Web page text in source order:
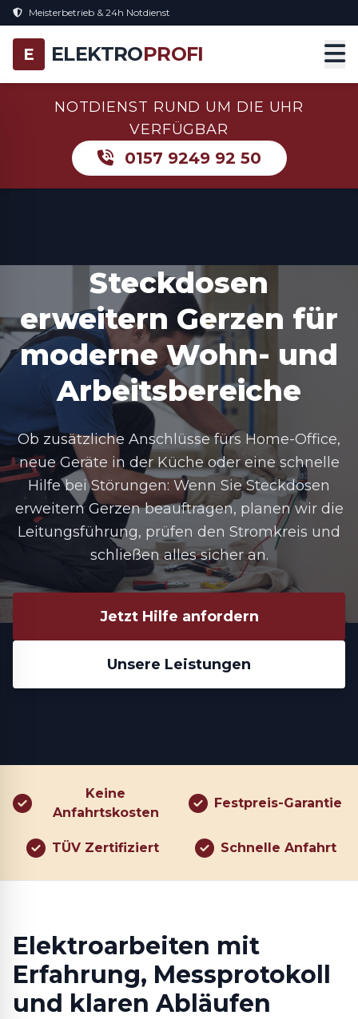
Meisterbetrieb & 24h Notdienst
E ELEKTROPROFI
NOTDIENST RUND UM DIE UHR
VERFÜGBAR
0157 9249 92 50
Steckdosen
erweitern Gerzen für
moderne Wohn- und
Arbeitsbereiche
Ob zusätzliche Anschlüsse fürs Home-Office,
neue Geräte in der Küche oder eine schnelle
Hilfe bei Störungen: Wenn SieSteckdosen
erweitern Gerzenbeauftragen, planen wir die
Leitungsführung, prüfen den Stromkreis und
schließen alles sicher an.
Jetzt Hilfe anfordern
Unsere Leistungen
Keine
Anfahrtskosten
Festpreis-Garantie
TÜV Zertifiziert Schnelle Anfahrt
Elektroarbeiten mit
Erfahrung, Messprotokoll
und klaren Abläufen